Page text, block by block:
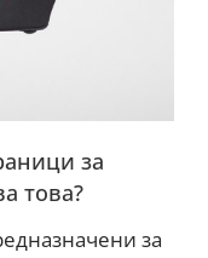
за
това?
за